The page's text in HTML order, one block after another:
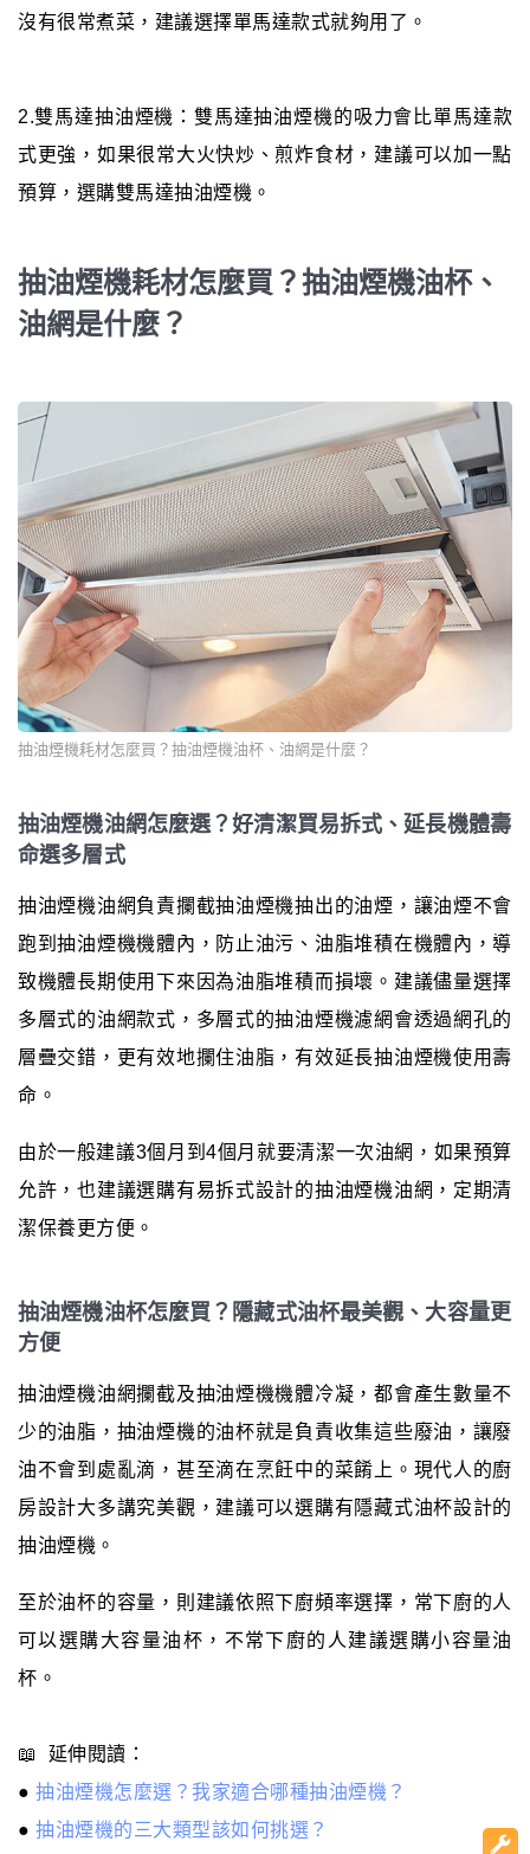
沒有很常煮菜，建議選擇單馬達款式就夠用了。
2.雙馬達抽油煙機：雙馬達抽油煙機的吸力會比單馬達款
式更強，如果很常大火快炒、煎炸食材，建議可以加一點
預算，選購雙馬達抽油煙機。
抽油煙機耗材怎麼買？抽油煙機油杯、
油網是什麼？
抽油煙機耗材怎麼買？抽油煙機油杯、油網是什麼？
抽油煙機油網怎麼選？好清潔買易拆式、延長機體壽
命選多層式
抽油煙機油網負責攔截抽油煙機抽出的油煙，讓油煙不會
跑到抽油煙機機體內，防止油污、油脂堆積在機體內，導
致機體長期使用下來因為油脂堆積而損壞。建議儘量選擇
多層式的油網款式，多層式的抽油煙機濾網會透過網孔的
層疊交錯，更有效地攔住油脂，有效延長抽油煙機使用壽
命。
由於一般建議3個月到4個月就要清潔一次油網，如果預算
允許，也建議選購有易拆式設計的抽油煙機油網，定期清
潔保養更方便。
抽油煙機油杯怎麼買？隱藏式油杯最美觀、大容量更
方便
抽油煙機油網攔截及抽油煙機機體冷凝，都會產生數量不
少的油脂，抽油煙機的油杯就是負責收集這些廢油，讓廢
油不會到處亂滴，甚至滴在烹飪中的菜餚上。現代人的廚
房設計大多講究美觀，建議可以選購有隱藏式油杯設計的
抽油煙機。
至於油杯的容量，則建議依照下廚頻率選擇，常下廚的人
可以選購大容量油杯，不常下廚的人建議選購小容量油
杯。
📖 延伸閱讀：
● 抽油煙機怎麼選？我家適合哪種抽油煙機？
● 抽油煙機的三大類型該如何挑選？